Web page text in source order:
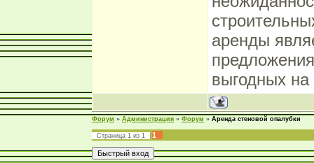
аренды
выгодных
Форум » Администрация » Форум » Аренда стеновой опалубки
Страница 1 из 1 1